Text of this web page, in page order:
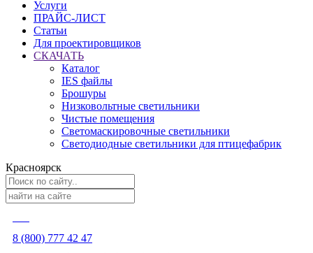
Услуги
ПРАЙС-ЛИСТ
Статьи
Для проектировщиков
СКАЧАТЬ
Каталог
IES файлы
Брошуры
Низковольтные светильники
Чистые помещения
Светомаскировочные светильники
Светодиодные светильники для птицефабрик
Красноярск
8 (800) 777 42 47